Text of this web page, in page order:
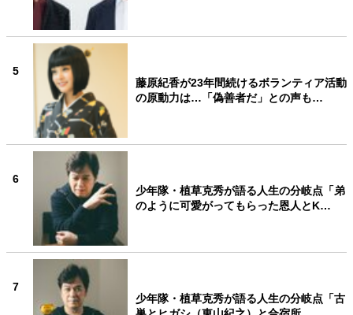
5
藤原紀香が23年間続けるボランティア活動
の原動力は…「偽善者だ」との声も…
6
少年隊・植草克秀が語る人生の分岐点「弟
のように可愛がってもらった恩人とK…
7
少年隊・植草克秀が語る人生の分岐点「古